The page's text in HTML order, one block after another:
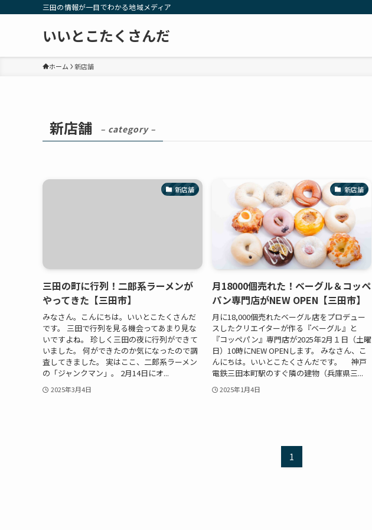
三田の情報が一目でわかる地域メディア
いいとこたくさんだ
ホーム 新店舗
新店舗 – category –
新店舗
三田の町に行列！二郎系ラーメンが
やってきた【三田市】
みなさん。こんにちは。いいとこたくさんだ
です。 三田で行列を見る機会ってあまり見な
いですよね。 珍しく三田の夜に行列ができて
いました。 何ができたのか気になったので調
査してきました。 実はここ、二郎系ラーメン
の「ジャンクマン」。 2月14日にオ...
2025年3月4日
新店舗
月18000個売れた！ベーグル＆コッペ
パン専門店がNEW OPEN【三田市】
月に18,000個売れたベーグル店をプロデュー
スしたクリエイターが作る『ベーグル』と
『コッペパン』専門店が2025年2月１日（土曜
日）10時にNEW OPENします。 みなさん、こ
んにちは。いいとこたくさんだです。 神戸
電鉄三田本町駅のすぐ隣の建物（兵庫県三...
2025年1月4日
1